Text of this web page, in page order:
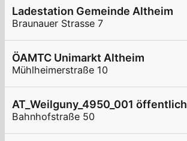
Ladestation Gemeinde Altheim
Braunauer Strasse 7
ÖAMTC Unimarkt Altheim
Mühlheimerstraße 10
AT_Weilguny_4950_001 öffentlich
Bahnhofstraße 50